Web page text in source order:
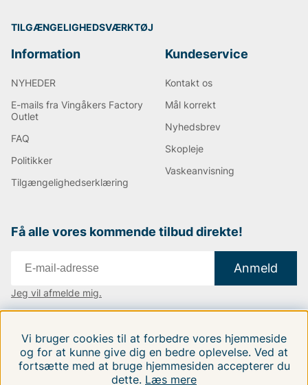
TILGÆNGELIGHEDSVÆRKTØJ
Information
NYHEDER
E-mails fra Vingåkers Factory
Outlet
FAQ
Politikker
Tilgængelighedserklæring
Kundeservice
Kontakt os
Mål korrekt
Nyhedsbrev
Skopleje
Vaskeanvisning
Få alle vores kommende tilbud direkte!
Anmeld
Jeg vil afmelde mig.
Følg os på vores sociale medier.
Vi bruger cookies til at forbedre vores hjemmeside
og for at kunne give dig en bedre oplevelse. Ved at
fortsætte med at bruge hjemmesiden accepterer du
dette. Læs mere